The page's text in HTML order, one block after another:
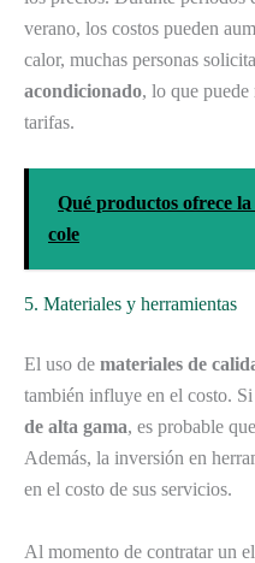
verano, los costos pueden
calor, muchas personas
acondicionado, lo que
tarifas.
Qué productos ofrece
cole
5. Materiales y herramientas
El uso de materiales de
también influye en el costo.
de alta gama, es probable
Además, la inversión en
en el costo de sus servicios.
Al momento de contratar un